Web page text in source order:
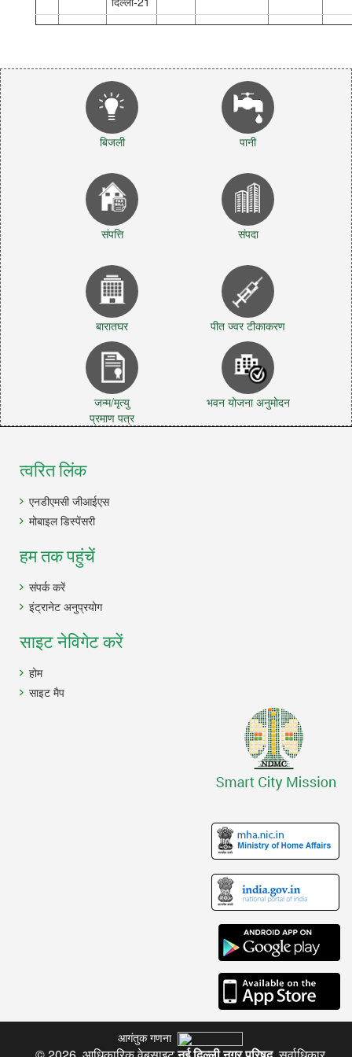
बिजली पानी
संपत्ति संपदा
बारातघर पीत ज्वर टीकाकरण
जन्म/मृत्यु
प्रमाण पत्र
भवन योजना अनुमोदन
त्वरित लिंक
एनडीएमसी जीआईएस
मोबाइल डिस्पेंसरी
हम तक पहुंचें
संपर्क करें
इंट्रानेट अनुप्रयोग
साइट नेविगेट करें
होम
साइट मैप
आगंतुक गणना